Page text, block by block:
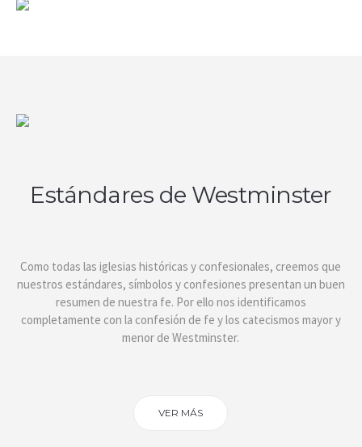
Estándares de Westminster
Como todas las iglesias históricas y confesionales, creemos que
nuestros estándares, símbolos y confesiones presentan un buen
resumen de nuestra fe. Por ello nos identificamos
completamente con la confesión de fe y los catecismos mayor y
menor de Westminster.
VER MÁS